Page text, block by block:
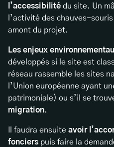
l’accessibilité du site. Un
l’activité des chauves-
amont du projet.
Les enjeux
développés si le site est
réseau rassemble les sites
l’Union européenne ayant
patrimoniale) ou s’il se
migration.
Il faudra ensuite avoir
fonciers puis faire la